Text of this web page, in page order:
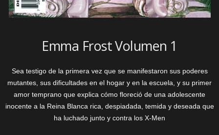
Emma Frost Volumen 1
Sea testigo de la primera vez que se manifestaron sus poderes
mutantes, sus dificultades en el hogar y en la escuela, y su primer
amor temprano que explica cómo floreció de una adolescente
inocente a la Reina Blanca rica, despiadada, temida y deseada que
ha luchado junto y contra los X-Men